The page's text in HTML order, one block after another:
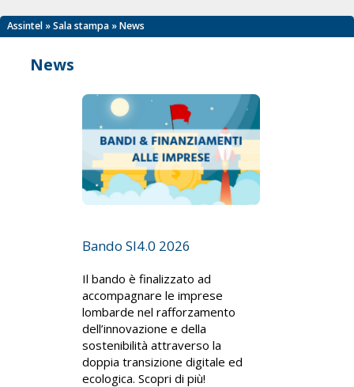
Assintel »Sala stampa » News
News
Bando SI4.0 2026
Il bando è finalizzato ad
accompagnare le imprese
lombarde nel rafforzamento
dell’innovazione e della
sostenibilità attraverso la
doppia transizione digitale ed
ecologica. Scopri di più!